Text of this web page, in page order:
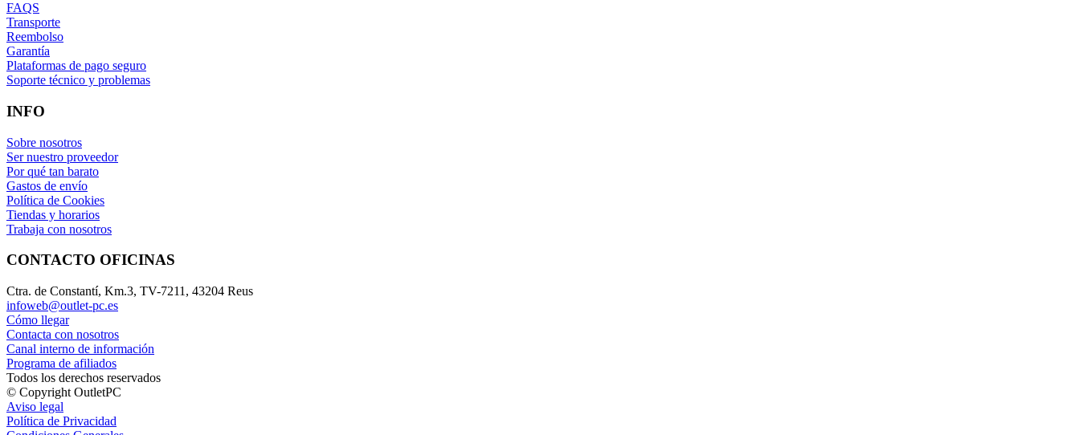
FAQS
Transporte
Reembolso
Garantía
Plataformas de pago seguro
Soporte técnico y problemas
INFO
Sobre nosotros
Ser nuestro proveedor
Por qué tan barato
Gastos de envío
Política de Cookies
Tiendas y horarios
Trabaja con nosotros
CONTACTO OFICINAS
Ctra. de Constantí, Km.3, TV-7211, 43204 Reus
infoweb@outlet-pc.es
Cómo llegar
Contacta con nosotros
Canal interno de información
Programa de afiliados
Todos los derechos reservados
© Copyright OutletPC
Aviso legal
Política de Privacidad